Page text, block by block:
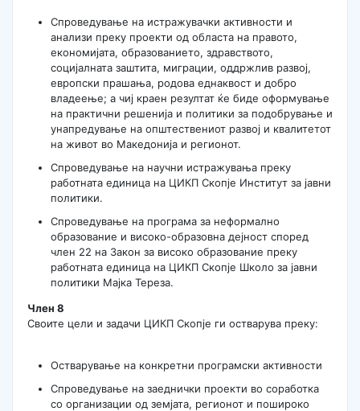
Спроведување на истражувачки активности и
анализи преку проекти од областа на правото,
економијата, образованието, здравството,
социјалната заштита, миграции, оддржлив развој,
европски прашања, родова еднаквост и добро
владеење; а чиј краен резултат ќе биде оформување
на практични решенија и политики за подобрување и
унапредување на општествениот развој и квалитетот
на живот во Македонија и регионот.
Спроведување на научни истражувања преку
работната единица на ЦИКП Скопје Институт за јавни
политики.
Спроведување на програма за неформално
образование и високо-образовна дејност според
член 22 на Закон за високо образование преку
работната единица на ЦИКП Скопје Школо за јавни
политики Мајка Тереза.
Член 8
Своите цели и задачи ЦИКП Скопје ги остварува преку:
Остварување на конкретни програмски активности
Спроведување на заеднички проекти во соработка
со организации од земјата, регионот и пошироко